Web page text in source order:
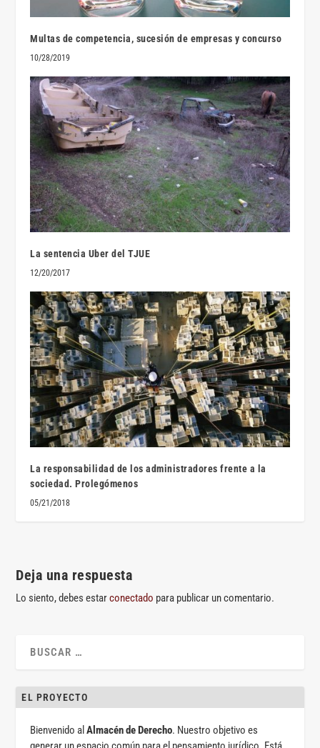
Multas de competencia, sucesión de empresas y concurso
10/28/2019
La sentencia Uber del TJUE
12/20/2017
La responsabilidad de los administradores frente a la
sociedad. Prolegómenos
05/21/2018
Deja una respuesta
Lo siento, debes estarconectado para publicar un comentario.
EL PROYECTO
Bienvenido alAlmacén de Derecho. Nuestro objetivo es